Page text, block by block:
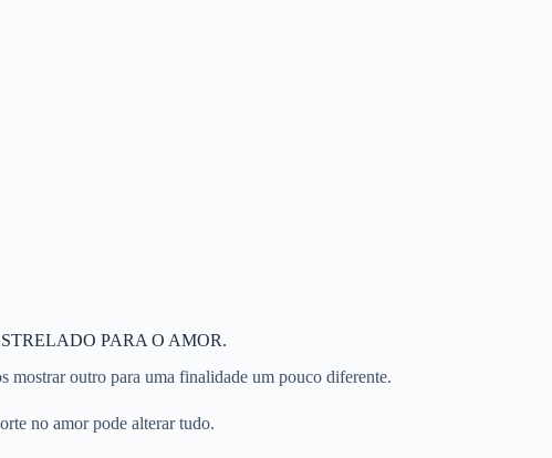
PARA O AMOR.
mostrar outro para uma finalidade um pouco diferente.
no amor pode alterar tudo.